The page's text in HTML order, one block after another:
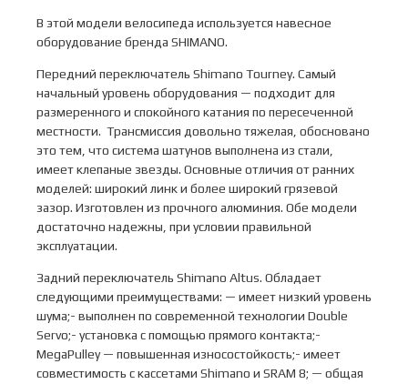
металлик
В этой модели велосипеда используется навесное
оборудование бренда SHIMANO.
Передний переключатель Shimаnо Тоurnеy. Самый
начальный уровень оборудования — подходит для
размеренного и спокойного катания по пересеченной
местности. Трансмиссия довольно тяжелая, обосновано
это тем, что система шатунов выполнена из стали,
имеет клепаные звезды. Основные отличия от ранних
моделей: широкий линк и более широкий грязевой
зазор. Изготовлен из прочного алюминия. Обе модели
достаточно надежны, при условии правильной
эксплуатации.
Задний переключатель Shimano Altus. Обладает
следующими преимуществами: — имеет низкий уровень
шума;- выполнен по современной технологии Double
Servo;- установка с помощью прямого контакта;-
MegaPulley — повышенная износостойкость;- имеет
совместимость с кассетами Shimano и SRAM 8; — общая